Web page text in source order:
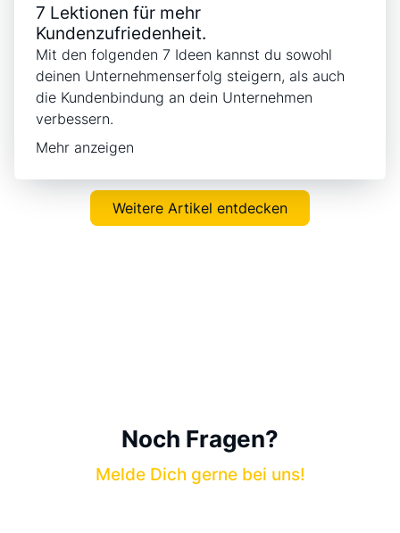
7 Lektionen für mehr
Kundenzufriedenheit.
Mit den folgenden 7 Ideen kannst du sowohl
deinen Unternehmenserfolg steigern, als auch
die Kundenbindung an dein Unternehmen
verbessern.
Mehr anzeigen
Weitere Artikel entdecken
Noch Fragen?
Melde Dich gerne bei uns!